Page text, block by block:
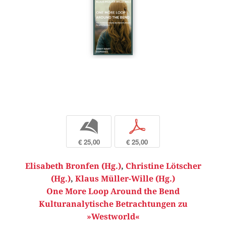
b
€ 25,00
p
€ 25,00
Elisabeth Bronfen (Hg.), Christine Lötscher
(Hg.), Klaus Müller-Wille (Hg.)
One More Loop Around the Bend
Kulturanalytische Betrachtungen zu
»Westworld«